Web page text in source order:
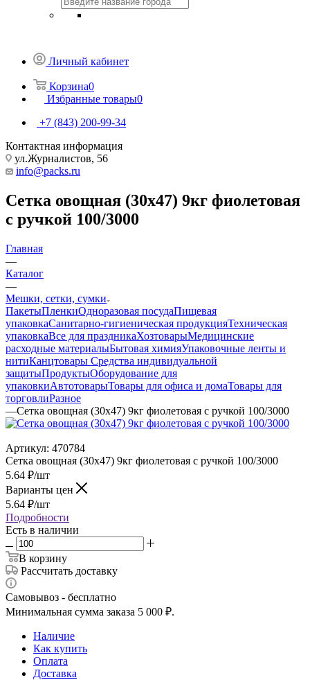
Личный кабинет
Корзина0
Избранные товары0
+7 (843) 200-99-34
Контактная информация
ул.Журналистов, 56
info@packs.ru
Сетка овощная (30х47) 9кг фиолетовая
с ручкой 100/3000
Главная
—
Каталог
—
Мешки, сетки, сумки
ПакетыПленкиОдноразовая посудаПищевая
упаковкаСанитарно-гигиеническая продукцияТехническая
упаковкаВсе для праздникаХозтоварыМедицинские
расходные материалыБытовая химияУпаковочные ленты и
нитиКанцтовары Средства индивидуальной
защитыПродуктыОборудование для
упаковкиАвтотоварыТовары для офиса и домаТовары для
торговлиРазное
—Сетка овощная (30х47) 9кг фиолетовая с ручкой 100/3000
Артикул: 470784
Сетка овощная (30х47) 9кг фиолетовая с ручкой 100/3000
5.64 ₽/шт
Варианты цен
5.64 ₽/шт
Подробности
Есть в наличии
В корзину
Рассчитать доставку
Самовывоз - бесплатно
Минимальная сумма заказа 5 000 ₽.
Наличие
Как купить
Оплата
Доставка